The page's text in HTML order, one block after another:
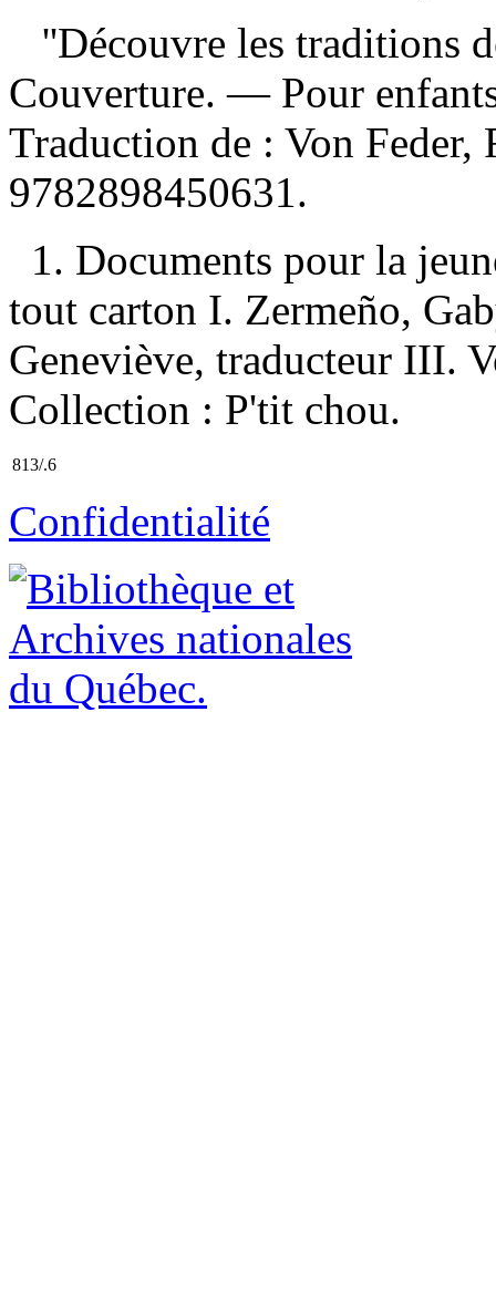
''Découvre les traditions
Couverture. — Pour
Traduction de : Von
9782898450631.
1. Documents pour la
tout carton I. Zermeño,
Geneviève, traducteur III.
Collection : P'tit chou.
813/.6
Confidentialité